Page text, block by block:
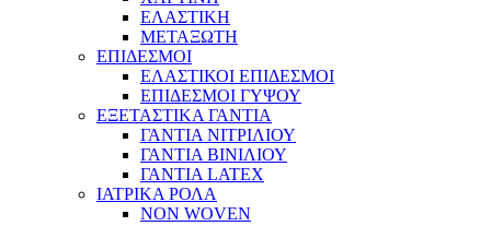
ΕΛΑΣΤΙΚΗ
ΜΕΤΑΞΩΤΗ
ΕΠΙΔΕΣΜΟΙ
ΕΛΑΣΤΙΚΟΙ ΕΠΙΔΕΣΜΟΙ
ΕΠΙΔΕΣΜΟΙ ΓΥΨΟΥ
ΕΞΕΤΑΣΤΙΚΑ ΓΑΝΤΙΑ
ΓΑΝΤΙΑ ΝΙΤΡΙΛΙΟΥ
ΓΑΝΤΙΑ ΒΙΝΙΛΙΟΥ
ΓΑΝΤΙΑ LATEX
ΙΑΤΡΙΚΑ ΡΟΛΑ
NON WOVEN